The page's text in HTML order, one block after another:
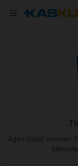
Agan dapat mencari